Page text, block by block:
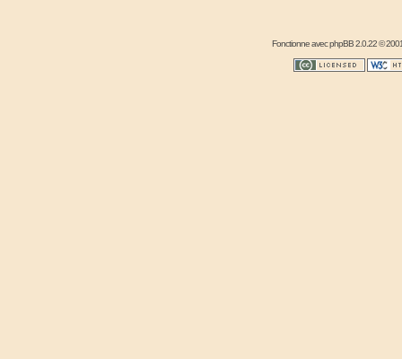
Fonctionne avecphpBB2.0.22 ©